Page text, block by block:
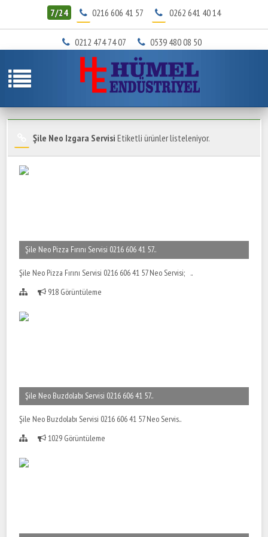
7/24 0216 606 41 57 0262 641 40 14
0212 474 74 07 0539 480 08 50
Şile Neo Izgara Servisi Etiketli ürünler listeleniyor.
Şile Neo Pizza Fırını Servisi 0216 606 41 57..
Şile Neo Pizza Fırını Servisi 0216 606 41 57 Neo Servisi; ..
918 Görüntüleme
Şile Neo Buzdolabı Servisi 0216 606 41 57..
Şile Neo Buzdolabı Servisi 0216 606 41 57 Neo Servis..
1029 Görüntüleme